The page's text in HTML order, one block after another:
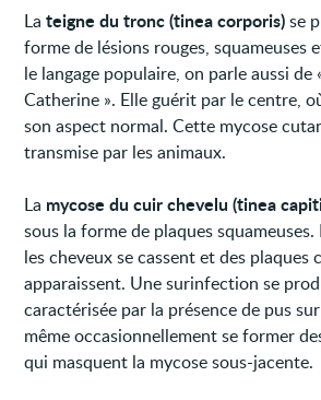
Lateigne du tronc (tinea corporis)se
forme de lésions rouges, squameuses
le langage populaire, on parle aussi de
Catherine ». Elle guérit par le centre,
son aspect normal. Cette mycose
transmise par les animaux.
La mycose du cuir chevelu (tinea
sous la forme de plaques squameuses.
les cheveux se cassent et des plaques
apparaissent. Une surinfection se
caractérisée par la présence de pus
même occasionnellement se former
qui masquent la mycose sous-jacente.